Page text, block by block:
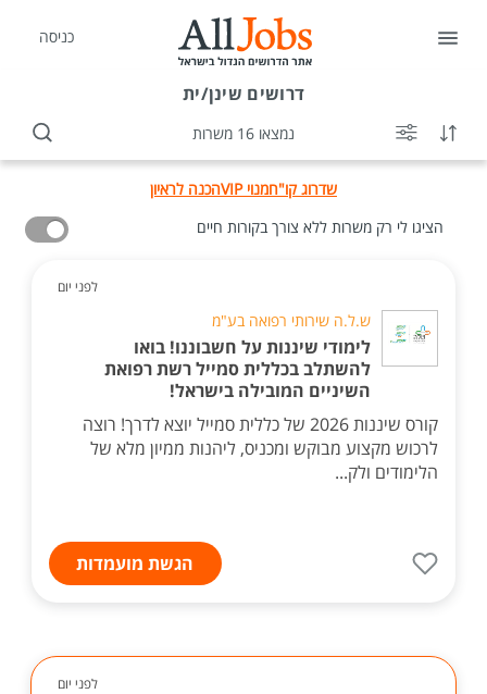
כניסה
דרושים שינן/ית
נמצאו 16 משרות
שדרוג קו"חמנוי VIP
הכנה לראיון
הציגו לי רק משרות ללא צורך בקורות חיים
לפני יום
ש.ל.ה שירותי רפואה בע"מ
לימודי שיננות על חשבוננו! בואו
להשתלב בכללית סמייל רשת רפואת
השיניים המובילה בישראל!
קורס שיננות 2026 של כללית סמייל יוצא לדרך! רוצה
לרכוש מקצוע מבוקש ומכניס, ליהנות ממיון מלא של
הלימודים ולק...
הגשת מועמדות
לפני יום